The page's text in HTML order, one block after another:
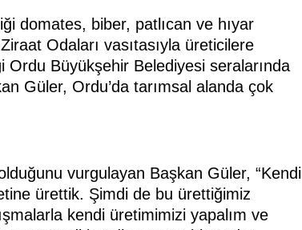
domates, biber, patlıcan ve hıyar
Odaları vasıtasıyla üreticilere
Ordu Büyükşehir Belediyesi seralarında
Güler, Ordu’da tarımsal alanda çok
vurgulayan Başkan Güler, “Kendi
ürettik. Şimdi de bu ürettiğimiz
kendi üretimimizi yapalım ve